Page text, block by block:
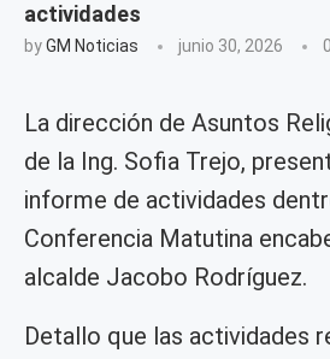
actividades
byGM Noticias junio 30, 2026
La dirección de Asuntos
de la Ing. Sofia Trejo,
informe de actividades
Conferencia Matutina
alcalde Jacobo Rodríguez.
Detallo que las actividades